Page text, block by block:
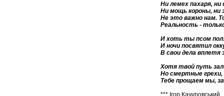
Ни лемех пахаря, ни
Ни мощь короны, ни
Не это важно нам.
Реальность -
И хоть ты псом
И ночи посвятил
В свои дела вплетя
Хотя твой путь
Но смертные грехи,
Тебе прощаем мы,
*** Ігор Качуровський